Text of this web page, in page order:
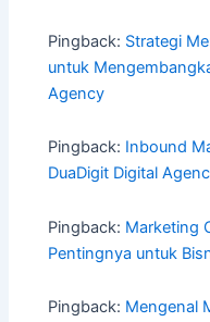
Pingback: Strategi
untuk
Agency
Pingback: Inbound
DuaDigit Digital
Pingback: Marketing
Pentingnya untuk
Pingback: Mengenal